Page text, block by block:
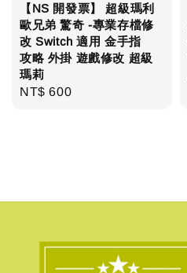
【NS 開發票】 超級瑪利
歐兄弟 驚奇 -專業存檔修
改 Switch 適用 金手指
攻略 外掛 遊戲修改 超級
瑪莉
Regular
NT$ 600